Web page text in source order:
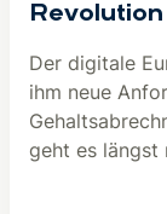
Der digitale
ihm neue
geht es längst